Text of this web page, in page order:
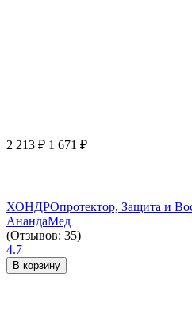
2 213 ₽ 1 671 ₽
ХОНДРОпротектор, Защита и
АнандаМед
(Отзывов: 35)
4.7
В корзину